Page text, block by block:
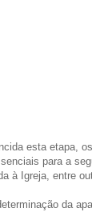
esta etapa,
para a
à Igreja, entre
da